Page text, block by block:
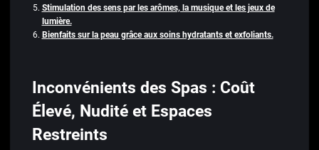
Stimulation des sens par les arômes, la musique et les jeux de
lumière.
Bienfaits sur la peau grâce aux soins hydratants et exfoliants.
Inconvénients des Spas : Coût
Élevé, Nudité et Espaces
Restreints